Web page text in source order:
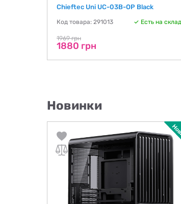
Chieftec Uni UC-03B-OP Black
Код товара: 291013 Есть на
1969 грн
1880 грн
Новинки